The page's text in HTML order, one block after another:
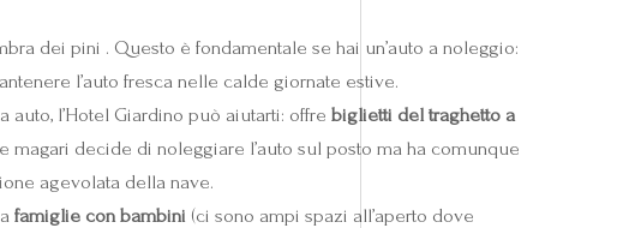
dei pini . Questo è fondamentale se hai un’auto a noleggio:
l’auto fresca nelle calde giornate estive.
l’Hotel Giardino può aiutarti: offre biglietti del traghetto a
decide di noleggiare l’auto sul posto ma ha comunque
agevolata della nave.
famiglie con bambini (ci sono ampi spazi all’aperto dove